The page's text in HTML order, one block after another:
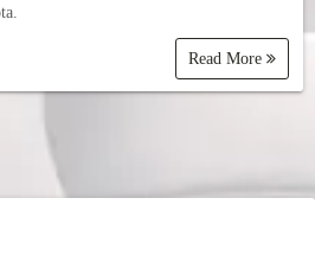
Read More